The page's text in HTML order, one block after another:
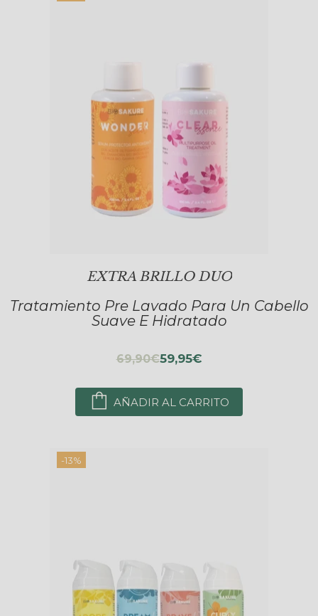
EXTRA BRILLO DUO
Tratamiento Pre Lavado Para Un Cabello
Suave E Hidratado
69,90€59,95€
AÑADIR AL CARRITO
-13%